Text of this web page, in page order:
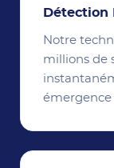
Détection
Notre
millions de
émergence